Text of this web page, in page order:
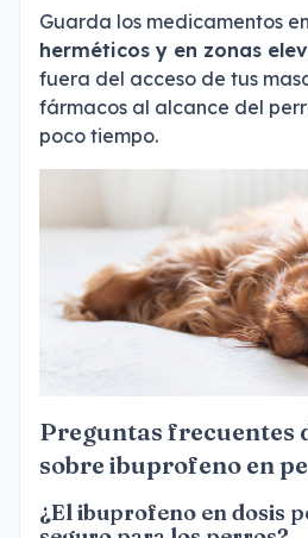
Guarda los medicamentos en
herméticos y en zonas
fuera del acceso de tus
fármacos al alcance del
poco tiempo.
Preguntas frecuentes
sobre ibuprofeno en
¿El ibuprofeno en dosis